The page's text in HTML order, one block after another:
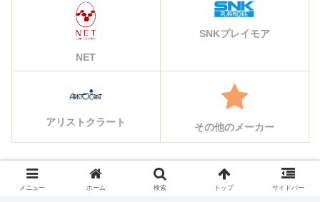
NET
SNKプレイモア
アリストクラート その他のメーカー
シェアする
メニュー ホーム 検索 トップ サイドバー